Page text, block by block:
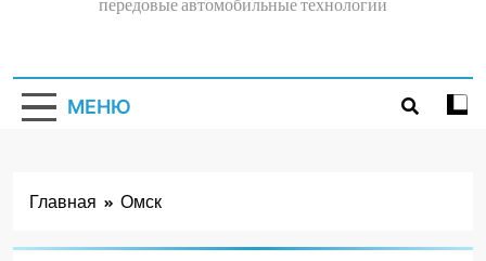
передовые автомобильные технологии
МЕНЮ
Главная Омск